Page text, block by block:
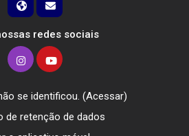
redes sociais
se identificou. (Acessar)
de retenção de dados